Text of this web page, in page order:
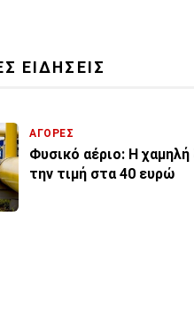
ΕΙΔΗΣΕΙΣ
ΑΓΟΡΕΣ
Φυσικό αέριο: Η χαμηλή
την τιμή στα 40 ευρώ